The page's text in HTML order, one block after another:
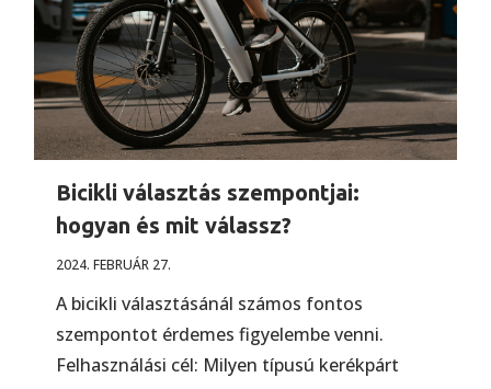
Bicikli választás szempontjai:
hogyan és mit válassz?
2024. FEBRUÁR 27.
A bicikli választásánál számos fontos
szempontot érdemes figyelembe venni.
Felhasználási cél: Milyen típusú kerékpárt